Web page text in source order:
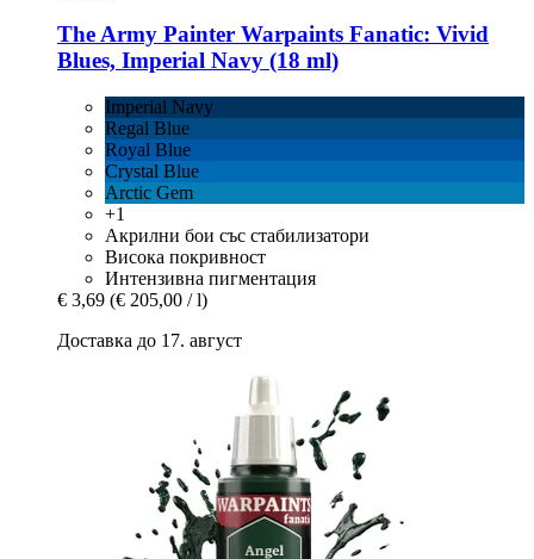
The Army Painter Warpaints Fanatic: Vivid
Blues, Imperial Navy (18 ml)
Imperial Navy
Regal Blue
Royal Blue
Crystal Blue
Arctic Gem
+1
Акрилни бои със стабилизатори
Висока покривност
Интензивна пигментация
€ 3,69 (€ 205,00 / l)
Доставка до 17. август